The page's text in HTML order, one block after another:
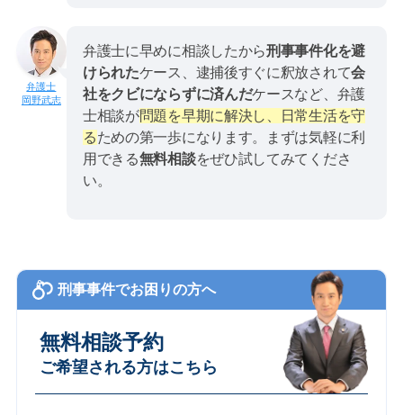
岡野武志
弁護士に早めに相談したから刑事事件化を避
けられたケース、逮捕後すぐに釈放されて会
社をクビにならずに済んだケースなど、弁護
士相談が問題を早期に解決し、日常生活を守
るための第一歩になります。まずは気軽に利
用できる無料相談をぜひ試してみてくださ
い。
刑事事件でお困りの方へ
無料相談予約
ご希望される方はこちら